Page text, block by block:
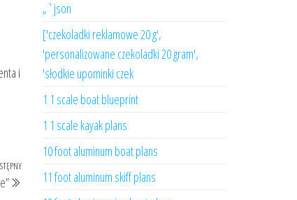
i
Następny
„`json
['czekoladki reklamowe 20 g',
'personalizowane czekoladki 20 gram',
'słodkie upominki czek
1 1 scale boat blueprint
1 1 scale kayak plans
10 foot aluminum boat plans
11 foot aluminum skiff plans